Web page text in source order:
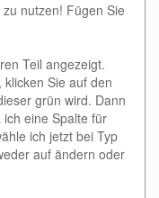
nutzen! Fügen Sie
Teil angezeigt.
Sie auf den
grün wird. Dann
ich eine Spalte für
ich jetzt bei Typ
auf ändern oder